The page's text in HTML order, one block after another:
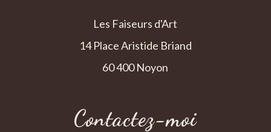
Les Faiseurs d'Art
14 Place Aristide Briand
60 400 Noyon
Contactez-moi